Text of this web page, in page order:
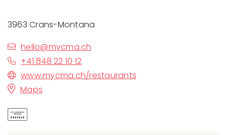
3963 Crans-Montana
hello@mycma.ch
+41 848 22 10 12
www.mycma.ch/restaurants
Maps